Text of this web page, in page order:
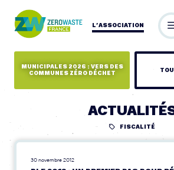
L’ASSOCIATION
MUNICIPALES 2026 : VERS DES
COMMUNES ZÉRO DÉCHET
FISCALITÉ
30 novembre 2012